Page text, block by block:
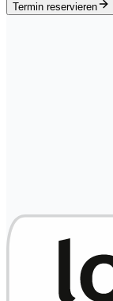
Termin reservieren